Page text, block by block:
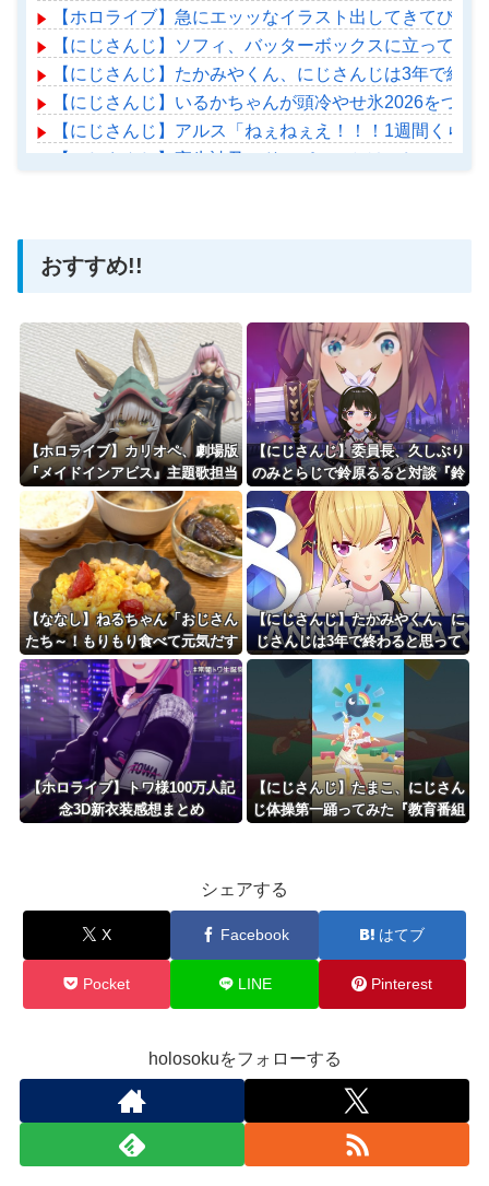
【ホロライブ】急にエッッなイラスト出してきてびっ
【にじさんじ】ソフィ、バッターボックスに立ってみ
【にじさんじ】たかみやくん、にじさんじは3年で終
【にじさんじ】いるかちゃんが頭冷やせ氷2026をつ
【にじさんじ】アルス「ねぇねぇえ！！！1週間くら
【にじさんじ】夜牛詩乃、ドーパミンとは。しのの学
おすすめ!!
【ホロライブ】カリオペ、劇場版
『メイドインアビス』主題歌担当
に！！！
【にじさんじ】委員長、久しぶり
のみとらじで鈴原るると対談『鈴
原の卒業そんなショックやったん
か』『るるちゃんほんひまからに
じさんじ知ったんか』
【ななし】ねるちゃん「おじさん
たち～！もりもり食べて元気だす
のよ～」
【にじさんじ】たかみやくん、に
じさんじは3年で終わると思って
いた『種までの全員そう思ってた
やろ』【8周年】
【ホロライブ】トワ様100万人記
念3D新衣装感想まとめ
【にじさんじ】たまこ、にじさん
じ体操第一踊ってみた『教育番組
シェアする
X Facebook はてブ
Pocket LINE Pinterest
holosokuをフォローする